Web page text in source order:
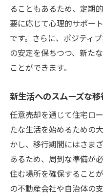
ることもあるため、定期
要に応じて心理的サポー
です。さらに、ポジティ
の安定を保ちつつ、新た
ことができます。
新生活へのスムーズな
任意売却を通じて住宅ロ
たな生活を始めるための
かし、移行期間にはさま
あるため、周到な準備が
住む場所を確保すること
の不動産会社や自治体の